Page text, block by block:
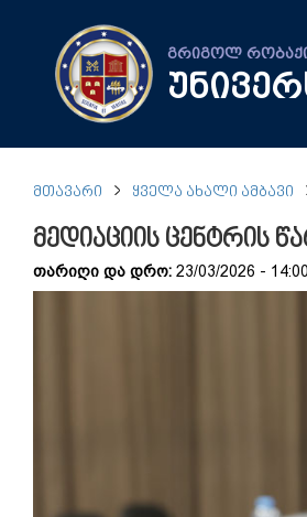
გრიგოლ
ᲛᲗᲐᲕᲐᲠᲘ ᲧᲕᲔᲚᲐ ᲐᲮᲐᲚᲘ ᲐᲛᲑᲐᲕᲘ
მედიაციის ცენტრის
თარიღი და დრო: 23/03/2026 -